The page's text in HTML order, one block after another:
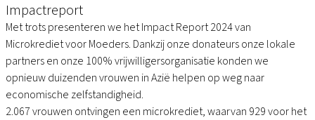
Impactreport
Met trots presenteren we het Impact Report 2024 van
Microkrediet voor Moeders. Dankzij onze donateurs onze lokale
partners en onze 100% vrijwilligersorganisatie konden we
opnieuw duizenden vrouwen in Azië helpen op weg naar
economische zelfstandigheid.
2.067 vrouwen ontvingen een microkrediet, waarvan 929 voor het